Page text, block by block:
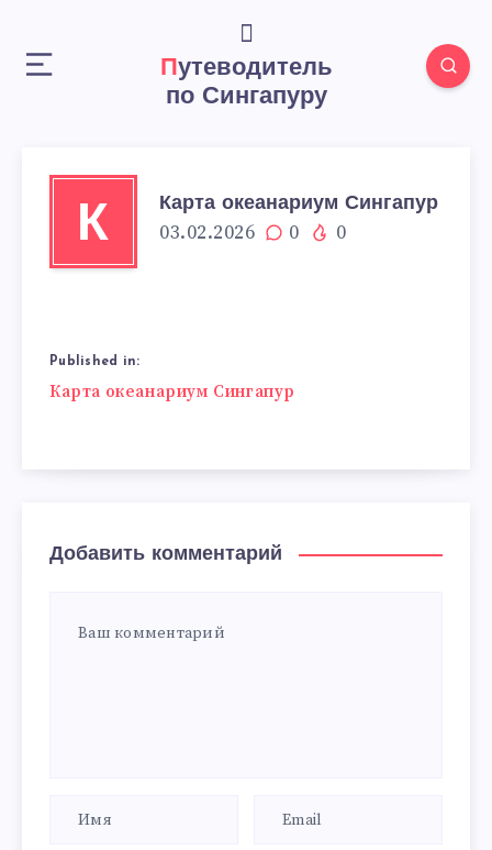
Путеводитель
по Сингапуру
К Карта океанариум Сингапур
03.02.2026 0 0
Published in:
Навигация
Карта океанариум Сингапур
Добавить комментарий